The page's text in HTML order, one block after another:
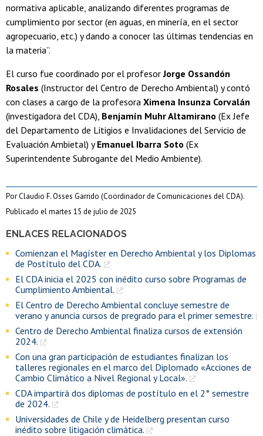
ENLACES RELACIONADOS
Comienzan el Magíster en Derecho Ambiental y los Diplomas
de Postítulo del CDA.
El CDA inicia el 2025 con inédito curso sobre Programas de
Cumplimiento Ambiental.
El Centro de Derecho Ambiental concluye semestre de
verano y anuncia cursos de pregrado para el primer semestre.
Centro de Derecho Ambiental finaliza cursos de extensión
2024.
Con una gran participación de estudiantes finalizan los
talleres regionales en el marco del Diplomado «Acciones de
Cambio Climático a Nivel Regional y Local».
CDA impartirá dos diplomas de postítulo en el 2° semestre
de 2024.
Universidades de Chile y de Heidelberg presentan curso
inédito sobre litigación climática.
normativa aplicable, analizando diferentes programas de
cumplimiento por sector (en aguas, en minería, en el sector
agropecuario, etc.) y dando a conocer las últimas tendencias en
la materia”.
El curso fue coordinado por el profesorJorge Ossandón
Rosales (Instructor del Centro de Derecho Ambiental) y contó
con clases a cargo de la profesora Ximena Insunza Corvalán
(investigadora del CDA), Benjamín Muhr Altamirano (Ex Jefe
del Departamento de Litigios e Invalidaciones del Servicio de
Evaluación Ambietal) yEmanuel Ibarra Soto (Ex
Superintendente Subrogante del Medio Ambiente).
Por Claudio F. Osses Garrido (Coordinador de Comunicaciones del CDA).
Publicado el martes 15 de julio de 2025